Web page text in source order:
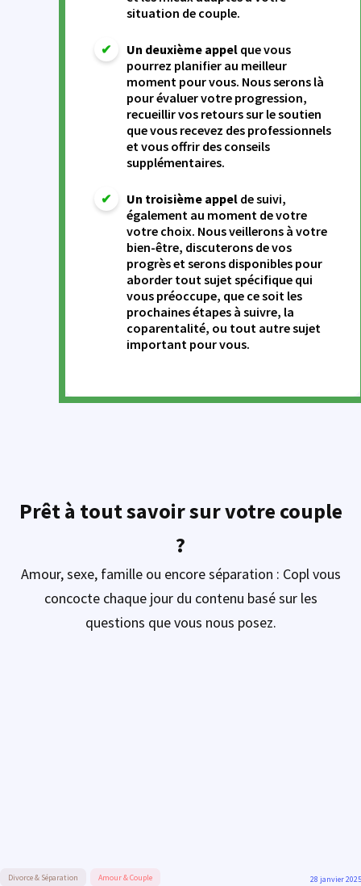
situation de couple.
✔ Un deuxième appel que vous
pourrez planifier au meilleur
moment pour vous. Nous serons là
pour évaluer votre progression,
recueillir vos retours sur le soutien
que vous recevez des professionnels
et vous offrir des conseils
supplémentaires.
✔ Un troisième appelde suivi,
également au moment de votre
votre choix. Nous veillerons à votre
bien-être, discuterons de vos
progrès et serons disponibles pour
aborder tout sujet spécifique qui
vous préoccupe, que ce soit les
prochaines étapes à suivre, la
coparentalité, ou tout autre sujet
important pour vous.
Prêt à tout savoir sur votre couple
?
Amour, sexe, famille ou encore séparation : Copl vous
concocte chaque jour du contenu basé sur les
questions que vous nous posez.
Divorce & Séparation Amour & Couple 28 janvier 2025